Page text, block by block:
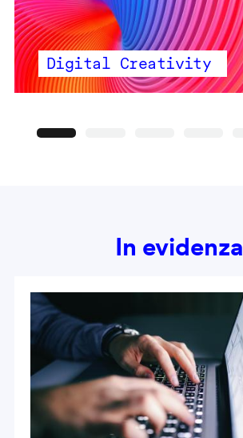
Digital Creativity
In evidenza